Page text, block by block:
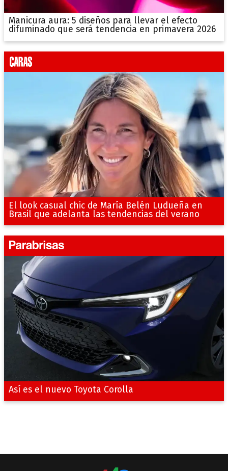
Manicura aura: 5 diseños para llevar el efecto
difuminado que será tendencia en primavera 2026
El look casual chic de María Belén Ludueña en
Brasil que adelanta las tendencias del verano
Así es el nuevo Toyota Corolla